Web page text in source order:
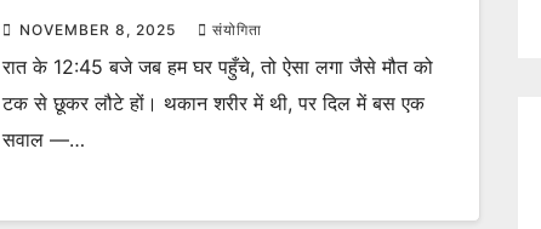
NOVEMBER 8, 2025 संयोगिता
रात के 12:45 बजे जब हम घर पहुँचे, तो ऐसा लगा जैसे मौत को
टक से छूकर लौटे हों। थकान शरीर में थी, पर दिल में बस एक
सवाल —…